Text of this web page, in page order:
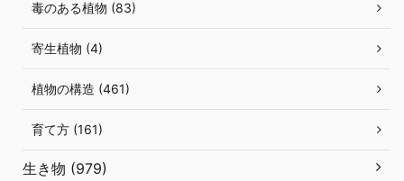
毒のある植物 (83)
寄生植物 (4)
植物の構造 (461)
育て方 (161)
生き物 (979)